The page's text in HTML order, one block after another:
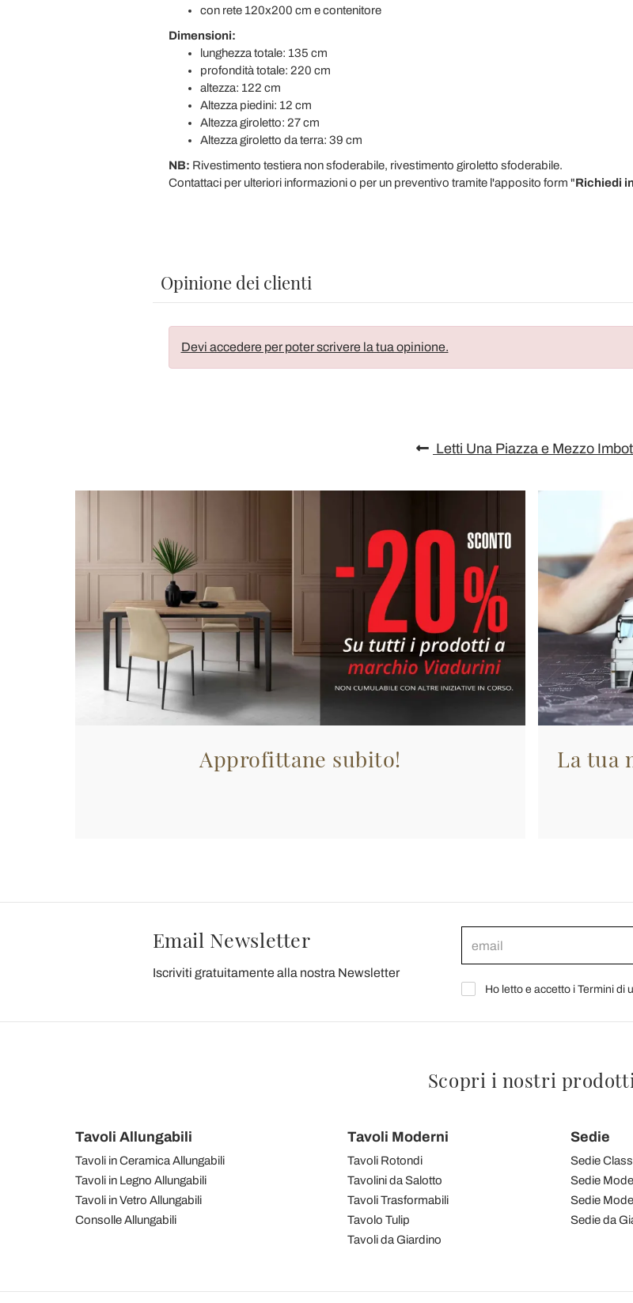
con rete 120x200 cm e contenitore
Dimensioni:
lunghezza totale: 135 cm
profondità totale: 220 cm
altezza: 122 cm
Altezza piedini: 12 cm
Altezza giroletto: 27 cm
Altezza giroletto da terra: 39 cm
NB: Rivestimento testiera non sfoderabile, rivestimento giroletto sfoderabile.
Contattaci per ulteriori informazioni o per un preventivo tramite l'apposito form "Richiedi
Opinione dei clienti
Devi accedere per poter scrivere la tua opinione.
Letti Una Piazza e Mezzo
Approfittane subito!
La tua
Email Newsletter
Iscriviti gratuitamente alla nostra Newsletter
Ho letto e accetto i Termini di
Scopri i nostri prodotti
Tavoli Allungabili
Tavoli in Ceramica Allungabili
Tavoli in Legno Allungabili
Tavoli in Vetro Allungabili
Consolle Allungabili
Tavoli Moderni
Tavoli Rotondi
Tavolini da Salotto
Tavoli Trasformabili
Tavolo Tulip
Tavoli da Giardino
Sedie
Sedie
Sedie
Sedie
Sedie da